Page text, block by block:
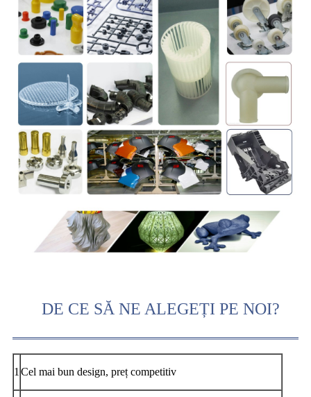
DE CE SĂ NE ALEGEȚI PE NOI?
1 Cel mai bun design, preț competitiv